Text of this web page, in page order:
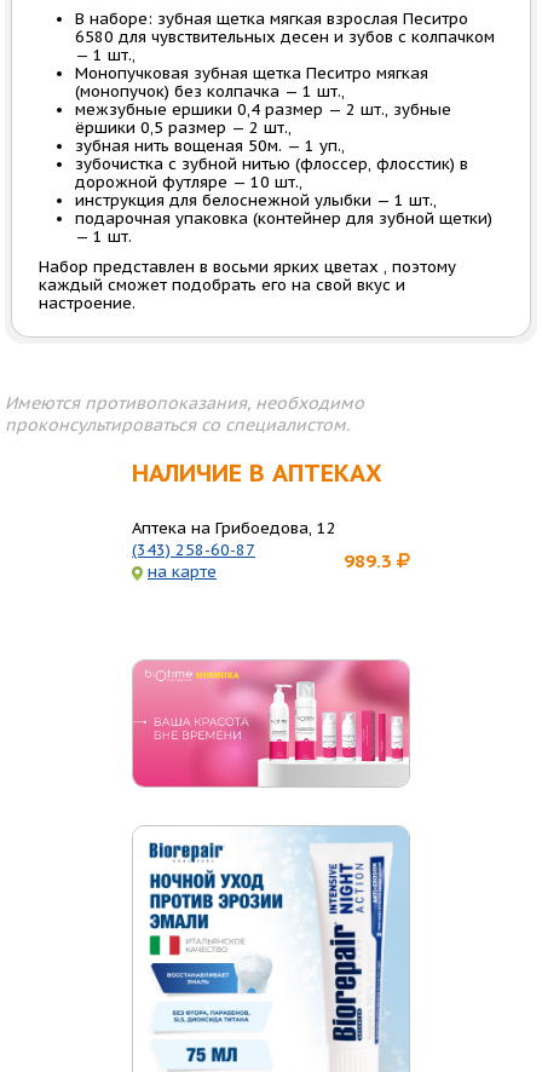
В наборе: зубная щетка мягкая взрослая Песитро
6580 для чувствительных десен и зубов с колпачком
— 1 шт.,
Монопучковая зубная щетка Песитро мягкая
(монопучок) без колпачка — 1 шт.,
межзубные ершики 0,4 размер — 2 шт., зубные
ёршики 0,5 размер — 2 шт.,
зубная нить вощеная 50м. — 1 уп.,
зубочистка с зубной нитью (флоссер, флосстик) в
дорожной футляре — 10 шт.,
инструкция для белоснежной улыбки — 1 шт.,
подарочная упаковка (контейнер для зубной щетки)
— 1 шт.
Набор представлен в восьми ярких цветах , поэтому
каждый сможет подобрать его на свой вкус и
настроение.
Имеются противопоказания, необходимо
проконсультироваться со специалистом.
НАЛИЧИЕ В АПТЕКАХ
Аптека на Грибоедова, 12
(343) 258-60-87
на карте
989.3